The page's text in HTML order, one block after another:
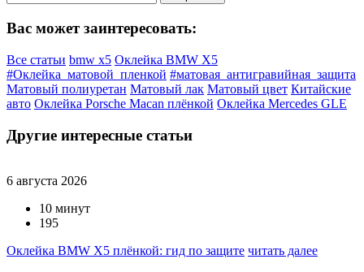
Вас может заинтересовать:
Все статьи bmw x5 Оклейка BMW X5
#Оклейка_матовой_пленкой #матовая_антигравийная_защита
Матовый полиуретан Матовый лак Матовый цвет Китайские
авто Оклейка Porsche Macan плёнкой Оклейка Mercedes GLE
Другие интересные статьи
6 августа 2026
10 минут
195
Оклейка BMW X5 плёнкой: гид по защите читать далее